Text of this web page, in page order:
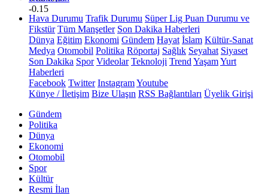
-0.15
Hava Durumu Trafik Durumu Süper Lig Puan Durumu ve
Fikstür Tüm Manşetler Son Dakika Haberleri
Dünya Eğitim Ekonomi Gündem Hayat İslam Kültür-Sanat
Medya Otomobil Politika Röportaj Sağlık Seyahat Siyaset
Son Dakika Spor Videolar Teknoloji Trend YaşamYurt
Haberleri
Facebook Twitter InstagramYoutube
Künye / İletişim Bize Ulaşın RSS Bağlantıları Üyelik Girişi
Gündem
Politika
Dünya
Ekonomi
Otomobil
Spor
Kültür
Resmi İlan